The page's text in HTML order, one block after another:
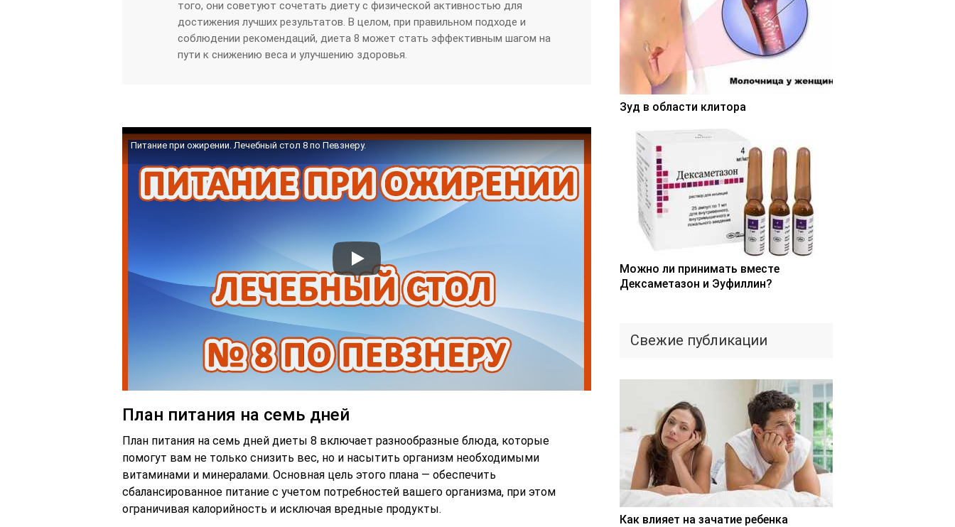
того, они советуют сочетать диету с физической активностью для
достижения лучших результатов. В целом, при правильном подходе и
соблюдении рекомендаций, диета 8 может стать эффективным шагом на
пути к снижению веса и улучшению здоровья.
Питание при ожирении. Лечебный стол 8 по Певзнеру.
План питания на семь дней
План питания на семь дней диеты 8 включает разнообразные блюда, которые
помогут вам не только снизить вес, но и насытить организм необходимыми
витаминами и минералами. Основная цель этого плана — обеспечить
сбалансированное питание с учетом потребностей вашего организма, при этом
ограничивая калорийность и исключая вредные продукты.
Зуд в области клитора
Можно ли принимать вместе
Дексаметазон и Эуфиллин?
Свежие публикации
Как влияет на зачатие ребенка